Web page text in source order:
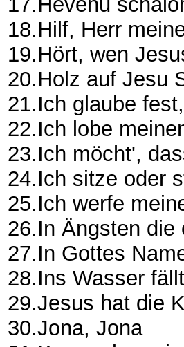
18.Hilf, Herr
19.Hört, wen
20.Holz auf Jesu
21.Ich glaube
22.Ich lobe
23.Ich möcht',
24.Ich sitze oder
25.Ich werfe
26.In Ängsten die
27.In Gottes
28.Ins Wasser
29.Jesus hat die
30.Jona, Jona